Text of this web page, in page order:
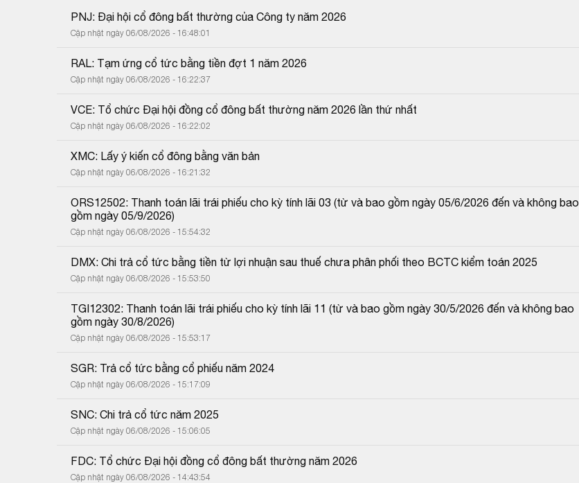
PNJ: Đại hội cổ đông bất thường của Công ty năm 2026
Cập nhật ngày 06/08/2026 - 16:48:01
RAL: Tạm ứng cổ tức bằng tiền đợt 1 năm 2026
Cập nhật ngày 06/08/2026 - 16:22:37
VCE: Tổ chức Đại hội đồng cổ đông bất thường năm 2026 lần thứ nhất
Cập nhật ngày 06/08/2026 - 16:22:02
XMC: Lấy ý kiến cổ đông bằng văn bản
Cập nhật ngày 06/08/2026 - 16:21:32
ORS12502: Thanh toán lãi trái phiếu cho kỳ tính lãi 03 (từ và bao gồm ngày 05/6/2026 đến và không bao
gồm ngày 05/9/2026)
Cập nhật ngày 06/08/2026 - 15:54:32
DMX: Chi trả cổ tức bằng tiền từ lợi nhuận sau thuế chưa phân phối theo BCTC kiểm toán 2025
Cập nhật ngày 06/08/2026 - 15:53:50
TGI12302: Thanh toán lãi trái phiếu cho kỳ tính lãi 11 (từ và bao gồm ngày 30/5/2026 đến và không bao
gồm ngày 30/8/2026)
Cập nhật ngày 06/08/2026 - 15:53:17
SGR: Trả cổ tức bằng cổ phiếu năm 2024
Cập nhật ngày 06/08/2026 - 15:17:09
SNC: Chi trả cổ tức năm 2025
Cập nhật ngày 06/08/2026 - 15:06:05
FDC: Tổ chức Đại hội đồng cổ đông bất thường năm 2026
Cập nhật ngày 06/08/2026 - 14:43:54